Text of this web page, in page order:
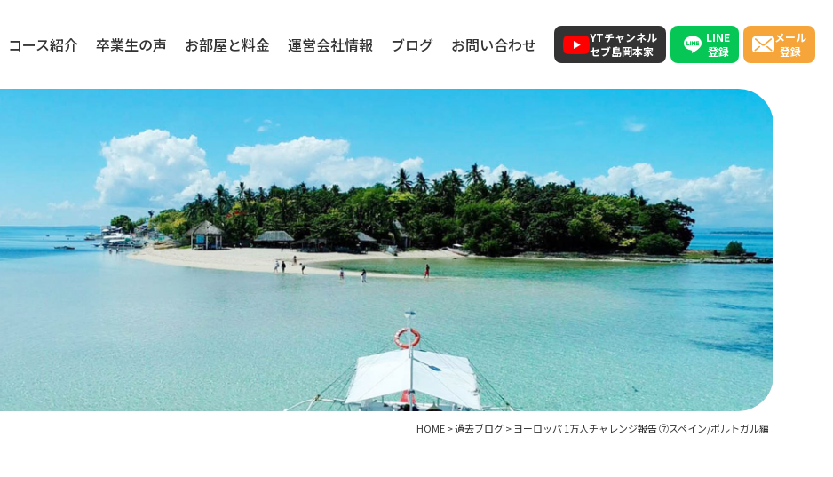
コース紹介 卒業生の声 お部屋と料金 運営会社情報 ブログ お問い合わせ
YTチャンネル
セブ島岡本家
LINE
登録
メール
登録
HOME>過去ブログ>ヨーロッパ 1万人チャレンジ報告 ⑦スペイン/ポルトガル編